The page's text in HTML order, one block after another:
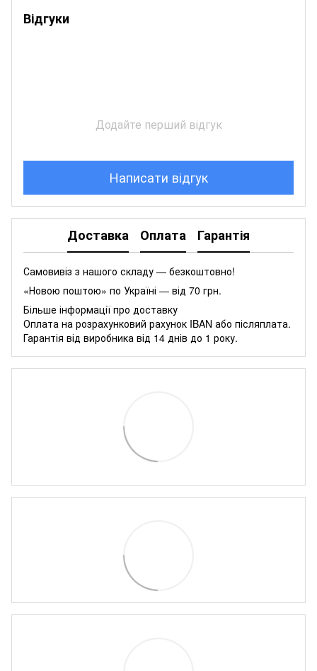
Відгуки
Додайте перший відгук
Написати відгук
Доставка Оплата Гарантія
Самовивіз з нашого складу — безкоштовно!
«Новою поштою» по Україні — від 70 грн.
Більше інформації про доставку
Оплата на розрахунковий рахунок IBAN або післяплата.
Гарантія від виробника від 14 днів до 1 року.